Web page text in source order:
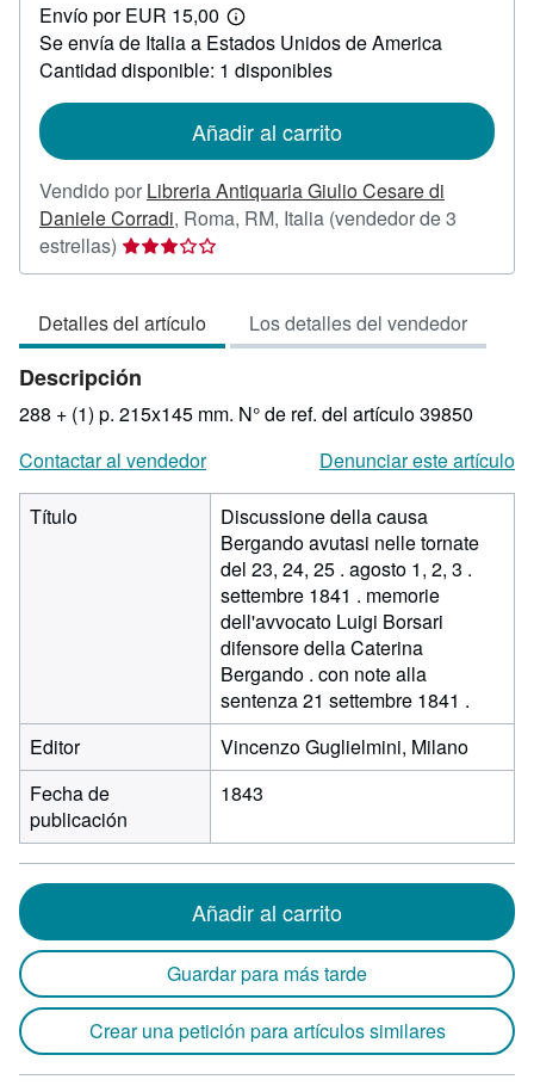
220,00
Envío por EUR 15,00
Más
información
sobre
las
envío
Se envía de Italia a Estados Unidos de America
Cantidad disponible: 1 disponibles
Añadir al carrito
Vendido por Libreria Antiquaria Giulio Cesare di
Daniele Corradi, Roma, RM, Italia (vendedor de 3
estrellas) Calificación
del
3
de
5
estrellas
Detalles del artículo Los detalles del vendedor
Descripción
288 + (1) p. 215x145 mm. N° de ref. del artículo 39850
Contactar al vendedor
Denunciar este artículo
Título
Discussione della causa
Bergando avutasi nelle tornate
del 23, 24, 25 . agosto 1, 2, 3 .
settembre 1841 . memorie
dell'avvocato Luigi Borsari
difensore della Caterina
Bergando . con note alla
sentenza 21 settembre 1841 .
Editor
Vincenzo Guglielmini, Milano
Fecha de
publicación
1843
Añadir al carrito
Guardar para más tarde
Crear una petición para artículos similares